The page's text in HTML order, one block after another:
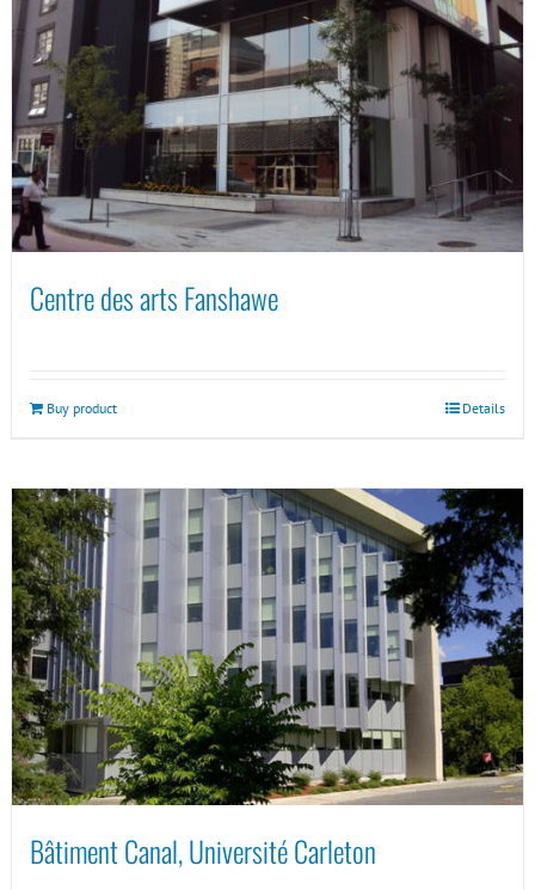
Centre des arts Fanshawe
Buy product Details
Bâtiment Canal, Université Carleton